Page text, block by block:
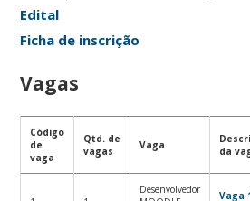
Edital
Ficha de inscrição
Vagas
Código
de
vaga
Qtd. de
vagas
Vaga
da
Desenvolvedor
Vaga